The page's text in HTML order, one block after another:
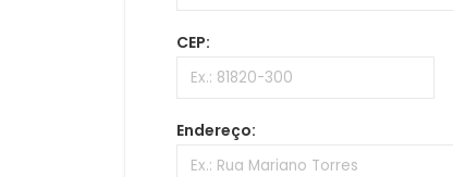
CEP:
Endereço: